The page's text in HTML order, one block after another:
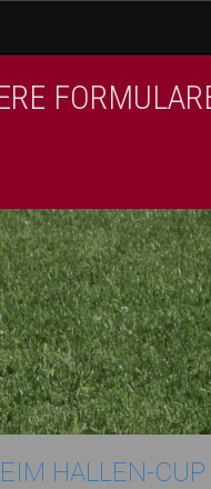
HALLEN-CUP